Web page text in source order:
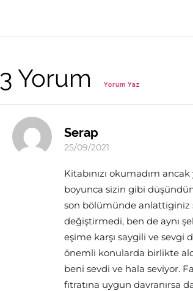
3 Yorum Yorum Yaz
Serap
25/09/2021
Kitabınızı okumadım ancak
boyunca sizin gibi
son bölümünde anlattiginiz
değiştirmedi, ben de aynı
eşime karşı saygili ve sevgi
önemli konularda birlikte
beni sevdi ve hala seviyor.
fıtratına uygun davranırsa